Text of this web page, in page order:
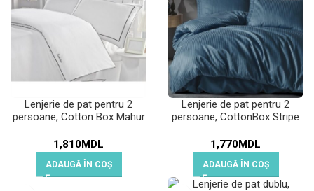
Lenjerie de pat pentru 2
persoane, Cotton Box Mahur
1,810MDL
ADAUGĂ ÎN COȘ
Lenjerie de pat pentru 2
persoane, CottonBox Stripe
1,770MDL
ADAUGĂ ÎN COȘ